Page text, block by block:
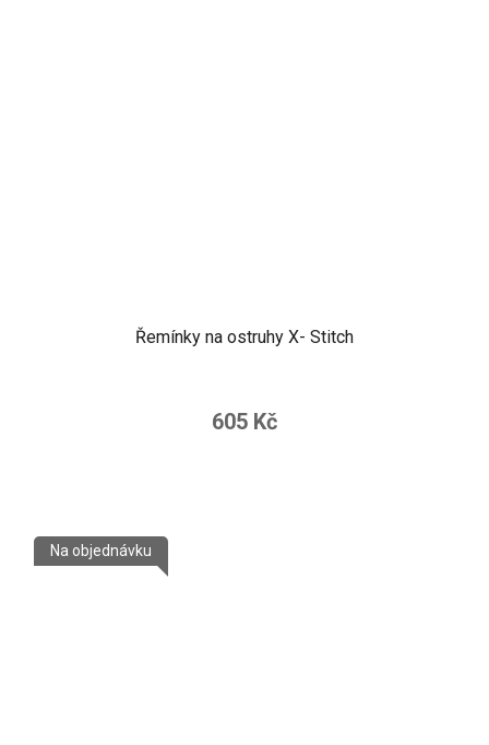
Řemínky na ostruhy X- Stitch
605 Kč
Na objednávku